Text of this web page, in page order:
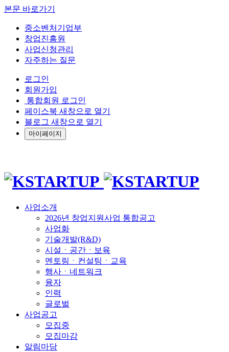
본문 바로가기
중소벤처기업부
창업진흥원
사업신청관리
자주하는 질문
로그인
회원가입
통합회원 로그인
페이스북 새창으로 열기
블로그 새창으로 열기
마이페이지
사업소개
2026년 창업지원사업 통합공고
사업화
기술개발(R&D)
시설ㆍ공간ㆍ보육
멘토링ㆍ컨설팅ㆍ교육
행사ㆍ네트워크
융자
인력
글로벌
사업공고
모집중
모집마감
알림마당